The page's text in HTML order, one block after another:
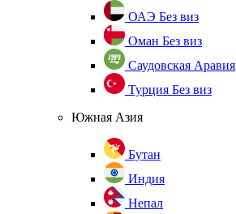
ОАЭ Без виз
Оман Без виз
Саудовская Аравия
Турция Без виз
Южная Азия
Бутан
Индия
Непал